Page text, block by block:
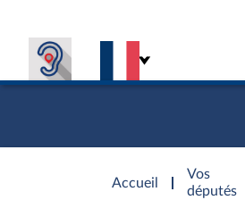
Accueil
d'accueil
Vos
députés